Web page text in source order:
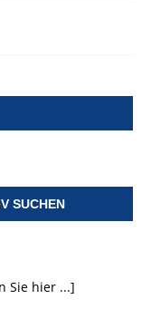
SUCHEN
Sie hier ...]